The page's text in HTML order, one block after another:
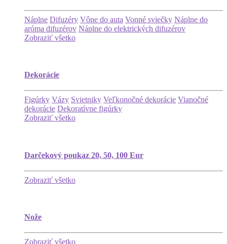
Náplne Difuzéry Vône do auta Vonné sviečky Náplne do
aróma difuzérov Náplne do elektrických difuzérov
Zobraziť všetko
Dekorácie
Figúrky Vázy Svietniky Veľkonočné dekorácie Vianočné
dekorácie Dekoratívne figúrky
Zobraziť všetko
Darčekový poukaz 20, 50, 100 Eur
Zobraziť všetko
Nože
Zobraziť všetko